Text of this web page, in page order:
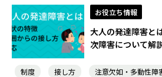
お役立ち情報
大人の発達障害と
次障害について解
制度 接し方 注意欠如・多動性障